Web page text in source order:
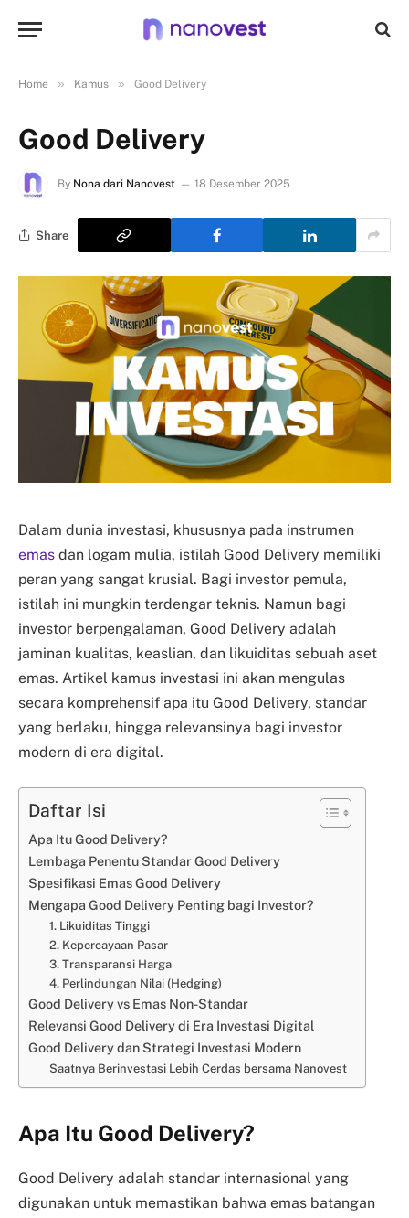
Home » Kamus » Good Delivery
Good Delivery
By Nona dari Nanovest 18 Desember 2025
Share
Dalam dunia investasi, khususnya pada instrumen
emas dan logam mulia, istilah Good Delivery memiliki
peran yang sangat krusial. Bagi investor pemula,
istilah ini mungkin terdengar teknis. Namun bagi
investor berpengalaman, Good Delivery adalah
jaminan kualitas, keaslian, dan likuiditas sebuah aset
emas. Artikel kamus investasi ini akan mengulas
secara komprehensif apa itu Good Delivery, standar
yang berlaku, hingga relevansinya bagi investor
modern di era digital.
Daftar Isi
Apa Itu Good Delivery?
Lembaga Penentu Standar Good Delivery
Spesifikasi Emas Good Delivery
Mengapa Good Delivery Penting bagi Investor?
1. Likuiditas Tinggi
2. Kepercayaan Pasar
3. Transparansi Harga
4. Perlindungan Nilai (Hedging)
Good Delivery vs Emas Non-Standar
Relevansi Good Delivery di Era Investasi Digital
Good Delivery dan Strategi Investasi Modern
Saatnya Berinvestasi Lebih Cerdas bersama Nanovest
Apa Itu Good Delivery?
Good Delivery adalah standar internasional yang
digunakan untuk memastikan bahwa emas batangan